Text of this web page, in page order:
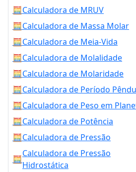
🧮Calculadora de MRUV
🧮Calculadora de Massa Molar
🧮Calculadora de Meia-Vida
🧮Calculadora de Molalidade
🧮Calculadora de Molaridade
🧮Calculadora de Período
🧮Calculadora de Peso em
🧮Calculadora de Potência
🧮Calculadora de Pressão
🧮
Calculadora de Pressão
Hidrostática